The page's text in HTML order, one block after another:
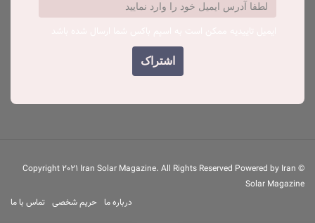
© Copyright 2021 Iran Solar Magazine. All Rights Reserved Powered by Iran
Solar Magazine
درباره ما
حریم شخصی تماس با ما